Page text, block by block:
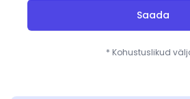
Saada
* Kohustuslikud